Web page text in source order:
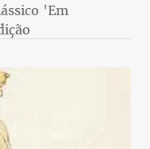
'Em